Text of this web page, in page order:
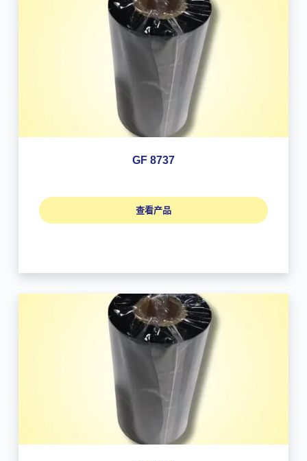
GF 8737
查看产品